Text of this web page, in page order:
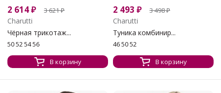
2 614₽ 3 621₽
Charutti
Чёрная трикотаж...
50 52 54 56
В корзину
2 493 ₽ 3 498₽
Charutti
Туника комбинир...
46 50 52
В корзину